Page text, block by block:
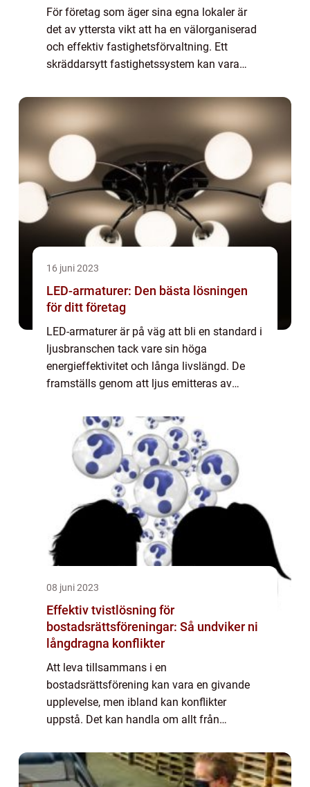
För företag som äger sina egna lokaler är
det av yttersta vikt att ha en välorganiserad
och effektiv fastighetsförvaltning. Ett
skräddarsytt fastighetssystem kan vara
implement...
16 juni 2023
LED-armaturer: Den bästa lösningen
för ditt företag
LED-armaturer är på väg att bli en standard i
ljusbranschen tack vare sin höga
energieffektivitet och långa livslängd. De
framställs genom att ljus emitteras av
ljus. L...
08 juni 2023
Effektiv tvistlösning för
bostadsrättsföreningar: Så undviker ni
långdragna konflikter
Att leva tillsammans i en
bostadsrättsförening kan vara en givande
upplevelse, men ibland kan konflikter
uppstå. Det kan handla om allt från
föreningens ekonomi. Fö...